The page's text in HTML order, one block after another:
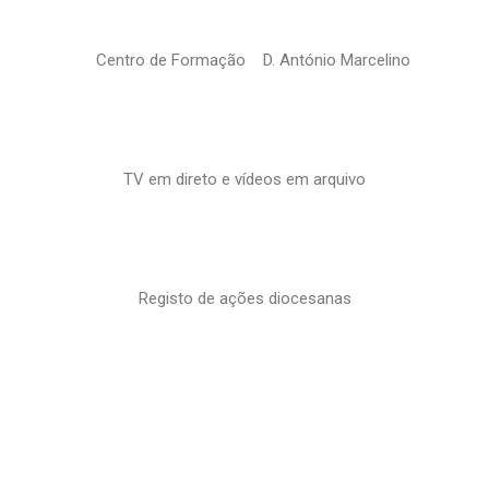
Centro de Formação D. António Marcelino
TV em direto e vídeos em arquivo
Registo de ações diocesanas